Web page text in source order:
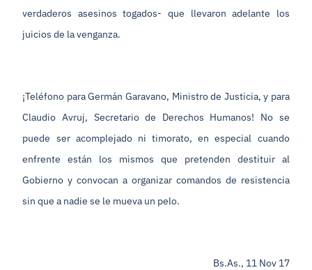
verdaderos asesinos togados- que llevaron adelante los
juicios de la venganza.
¡Teléfono para Germán Garavano, Ministro de Justicia, y para
Claudio Avruj, Secretario de Derechos Humanos! No se
puede ser acomplejado ni timorato, en especial cuando
enfrente están los mismos que pretenden destituir al
Gobierno y convocan a organizar comandos de resistencia
sin que a nadie se le mueva un pelo.
Bs.As., 11 Nov 17